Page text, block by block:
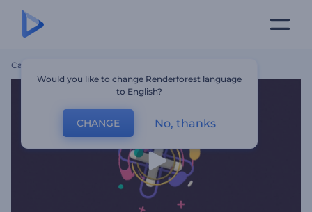
Casa
Would you like to change Renderforest language
to English?
CHANGE No, thanks